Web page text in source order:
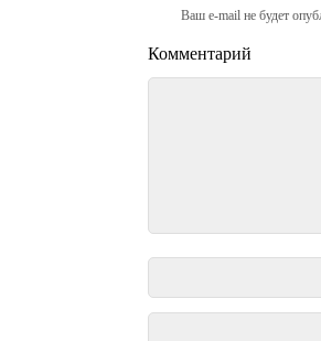
Ваш e-mail не будет
Комментарий